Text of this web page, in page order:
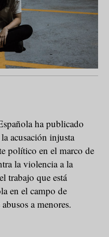
ha publicado
acusación injusta
político en el marco de
la violencia a la
trabajo que está
en el campo de
a menores.